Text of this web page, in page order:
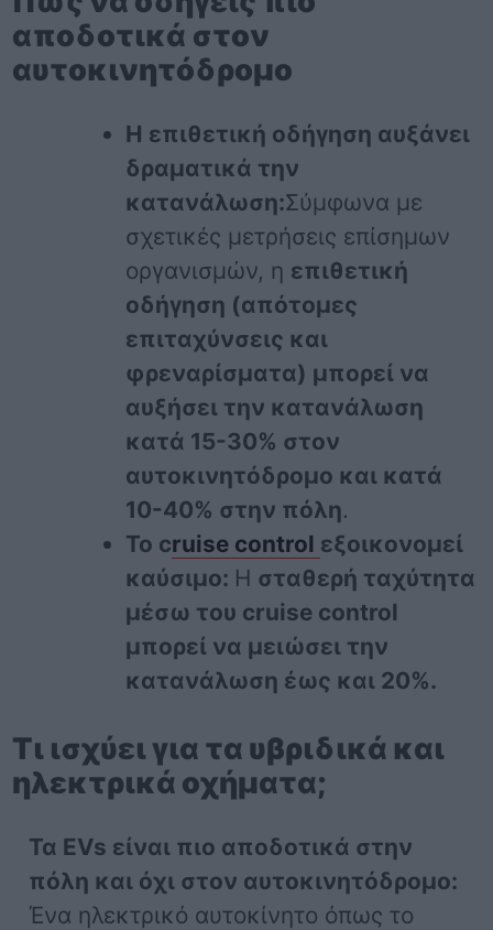
αποδοτικά στον
αυτοκινητόδρομο
Η επιθετική οδήγηση αυξάνει
δραματικά την
κατανάλωση:Σύμφωνα με
σχετικές μετρήσεις επίσημων
οργανισμών, η επιθετική
οδήγηση (απότομες
επιταχύνσεις και
φρεναρίσματα) μπορεί να
αυξήσει την κατανάλωση
κατά 15-30% στον
αυτοκινητόδρομο και κατά
10-40% στην πόλη.
Το cruise control εξοικονομεί
καύσιμο: Η σταθερή ταχύτητα
μέσω του cruise control
μπορεί να μειώσει την
κατανάλωση έως και 20%.
Τι ισχύει για τα υβριδικά και
ηλεκτρικά οχήματα;
Τα EVs είναι πιο αποδοτικά στην
πόλη και όχι στον αυτοκινητόδρομο:
Ένα ηλεκτρικό αυτοκίνητο όπως το